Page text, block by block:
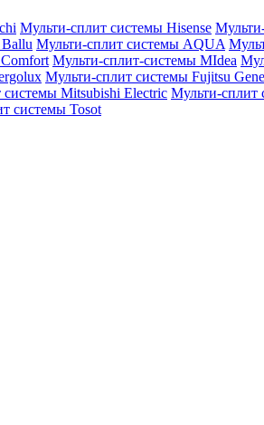
Мульти-сплит системы Hisense
Мульти-сплит системы AQUA
Мульти-сплит-системы MIdea
Мульти-сплит системы Fujitsu
Mitsubishi Electric Мульти-сплит
системы Tosot